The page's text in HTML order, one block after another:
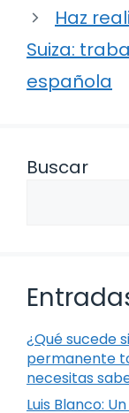
Haz
Suiza:
española
Buscar
¿Qué sucede
permanente
necesitas
Luis Blanco: